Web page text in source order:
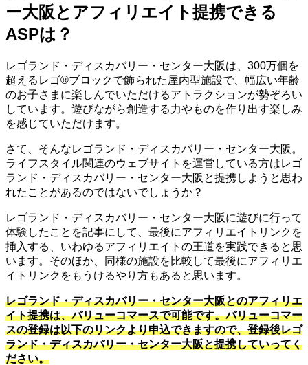
ー大阪とアフィリエイト提携できる
ASPは？
レゴランド・ディスカバリー・センター大阪は、300万個を
超えるレゴ®ブロックで飾られた屋内型施設で、幅広い年齢
のお子さまに楽しんでいただけるアトラクションが勢ぞろい
しています。遊びながら創造する力やものを作り出す楽しみ
を感じていただけます。
さて、そんなレゴランド・ディスカバリー・センター大阪。
ライフスタイル関連のウェブサイトを運営している方はレゴ
ランド・ディスカバリー・センター大阪と提携しようと思わ
れたことがあるのではないでしょうか？
レゴランド・ディスカバリー・センター大阪に遊びに行って
体験したことを記事にして、最後にアフィリエイトリンクを
挿入する、いわゆるアフィリエイトの王道を実践できると思
います。そのほか、同様の施設を比較して最後にアフィリエ
イトリンクをもうけるやり方もあると思います。
レゴランド・ディスカバリー・センター大阪とのアフィリエ
イト提携は、バリューコマースで可能です。バリューコマー
スの登録は以下のリンクより申込できますので、登録後レゴ
ランド・ディスカバリー・センター大阪と提携していってく
ださい。